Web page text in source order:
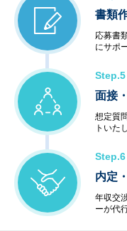
書類
応募書
にサポ
Step.5
面接
想定質
トいた
Step.6
内定
年収交
ーが代